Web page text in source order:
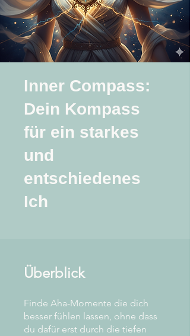
Inner Compass:
Dein Kompass
für ein starkes
und
entschiedenes
Ich
Überblick
Finde Aha-Momente die dich
besser fühlen lassen, ohne dass
du dafür erst durch die tiefen